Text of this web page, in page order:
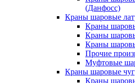
(Данфосс)
Краны шаровые
Краны
Краны
Краны
Прочие
Муфтовые
Краны шаровые
Краны